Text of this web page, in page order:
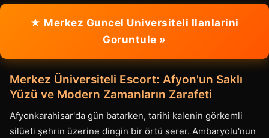
★ Merkez Guncel Universiteli Ilanlarini
Goruntule »
Merkez Üniversiteli Escort: Afyon'un Saklı
Yüzü ve Modern Zamanların Zarafeti
Afyonkarahisar'da gün batarken, tarihi kalenin görkemli
silüeti şehrin üzerine dingin bir örtü serer. Ambaryolu'nun